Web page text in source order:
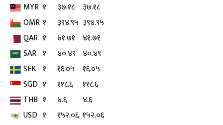
MYR १ ३७.१८
३७.१८
OMR १ ३९४.९५ ३९४.९५
QAR १ ४१.७१
४१.७१
SAR १ ४०.४९ ४०.४९
SEK १ १६.०५
१६.०५
SGD १ ११८.६
११८.६
THB १ ४.६
४.६
USD १ १५२.०६ १५२.०६